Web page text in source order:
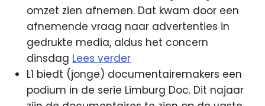
omzet zien afnemen. Dat kwam door een
afnemende vraag naar advertenties in
gedrukte media, aldus het concern
dinsdag Lees verder
L1 biedt (jonge) documentairemakers een
podium in de serie Limburg Doc. Dit najaar